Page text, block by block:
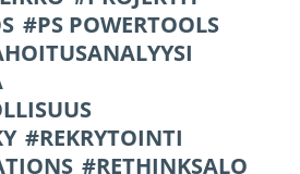
PS POWERTOOLS
REKRYTOINTI
RETHINKSALO